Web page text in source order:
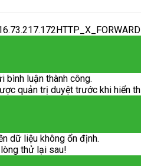
bình luận thành công.
quản trị duyệt trước khi hiển
dữ liệu không ổn định.
thử lại sau!